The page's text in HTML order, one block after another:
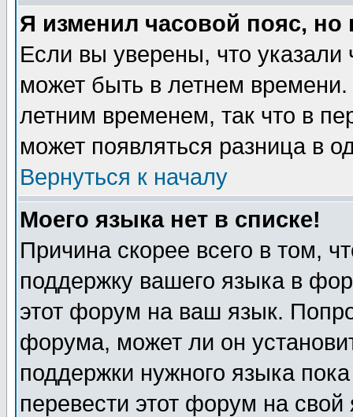
Я изменил часовой пояс,
Если вы уверены, что указали
может быть в летнем
летним временем, так что в
может появляться разница в
Вернуться к началу
Моего языка нет в списке!
Причина скорее всего в том,
поддержку вашего языка в
этот форум на ваш язык.
форума, может ли он
поддержки нужного языка
перевести этот форум на